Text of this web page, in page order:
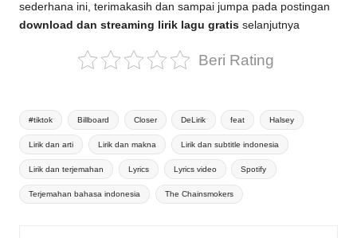
sederhana ini, terimakasih dan sampai jumpa pada postingan
download dan streaming lirik lagu gratis selanjutnya
Beri Rating
Tags:
#tiktok Billboard Closer DeLirik feat Halsey
Lirik dan arti Lirik dan makna Lirik dan subtitle indonesia
Lirik dan terjemahan Lyrics Lyrics video Spotify
Terjemahan bahasa indonesia The Chainsmokers